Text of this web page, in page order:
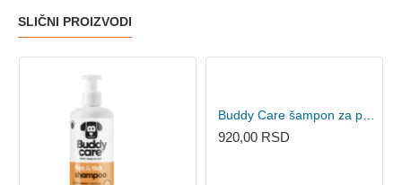
SLIČNI PROIZVODI
920,00 RSD